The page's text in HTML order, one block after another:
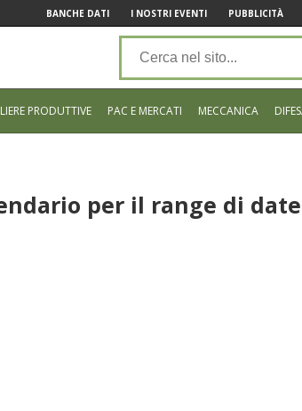
BANCHE DATI I NOSTRI EVENTI PUBBLICITÀ
PRODUTTIVE PAC E MERCATI MECCANICA
per il range di